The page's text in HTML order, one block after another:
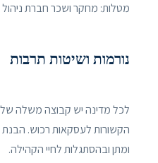
מטלות: מחקר ושכר חברת ניהול
נורמות ושיטות תרבות
לכל מדינה יש קבוצה משלה של
הקשורות לעסקאות רכוש. הבנת
ומתן ובהסתגלות לחיי הקהילה.